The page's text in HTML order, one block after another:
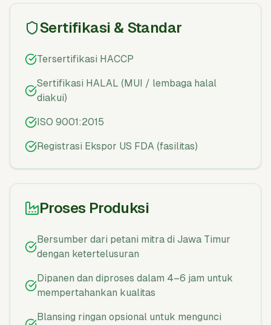
Sertifikasi & Standar
Tersertifikasi HACCP
Sertifikasi HALAL (MUI / lembaga halal
diakui)
ISO 9001:2015
Registrasi Ekspor US FDA (fasilitas)
Proses Produksi
Bersumber dari petani mitra di Jawa Timur
dengan ketertelusuran
Dipanen dan diproses dalam 4–6 jam untuk
mempertahankan kualitas
Blansing ringan opsional untuk mengunci